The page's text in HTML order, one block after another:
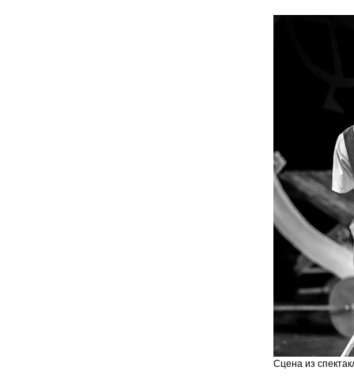
Сцена из